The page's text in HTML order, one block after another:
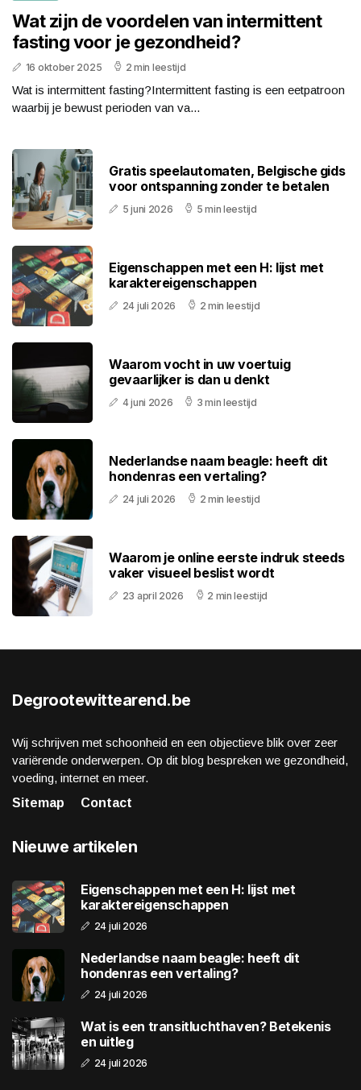
Wat zijn de voordelen van intermittent
fasting voor je gezondheid?
16 oktober 2025 2 min leestijd
Wat is intermittent fasting?Intermittent fasting is een eetpatroon
waarbij je bewust perioden van va...
Gratis speelautomaten, Belgische gids
voor ontspanning zonder te betalen
5 juni 2026 5 min leestijd
Eigenschappen met een H: lijst met
karaktereigenschappen
24 juli 2026 2 min leestijd
Waarom vocht in uw voertuig
gevaarlijker is dan u denkt
4 juni 2026 3 min leestijd
Nederlandse naam beagle: heeft dit
hondenras een vertaling?
24 juli 2026 2 min leestijd
Waarom je online eerste indruk steeds
vaker visueel beslist wordt
23 april 2026 2 min leestijd
Degrootewittearend.be
Wij schrijven met schoonheid en een objectieve blik over zeer
variërende onderwerpen. Op dit blog bespreken we gezondheid,
voeding, internet en meer.
Sitemap
Contact
Nieuwe artikelen
Eigenschappen met een H: lijst met
karaktereigenschappen
24 juli 2026
Nederlandse naam beagle: heeft dit
hondenras een vertaling?
24 juli 2026
Wat is een transitluchthaven? Betekenis
en uitleg
24 juli 2026